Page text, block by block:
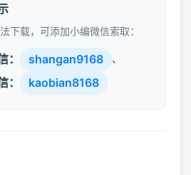
下载，可添加小编微信索取：
： shangan9168 、
： kaobian8168